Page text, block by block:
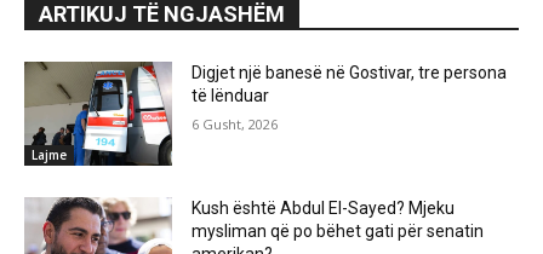
ARTIKUJ TË NGJASHËM
Lajme
Digjet një banesë në Gostivar, tre persona
të lënduar
6 Gusht, 2026
Kush është Abdul El-Sayed? Mjeku
mysliman që po bëhet gati për senatin